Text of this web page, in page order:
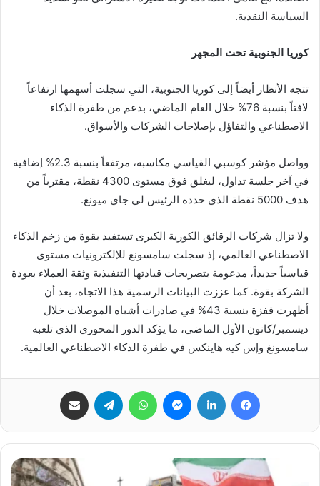
السياسة النقدية.
كوريا الجنوبية تحت المجهر
تتجه الأنظار أيضاً إلى كوريا الجنوبية، التي سجلت أسهمها ارتفاعاً
لافتاً بنسبة 76% خلال العام الماضي، بدعم من طفرة الذكاء
الاصطناعي والتفاؤل بإصلاحات الشركات والأسواق.
وواصل مؤشر كوسبي القياسي مكاسبه، مرتفعاً بنسبة 2.3% إضافية
في آخر جلسة تداول، ليغلق فوق مستوى 4300 نقطة، مقترباً من
هدف 5000 نقطة الذي حدده الرئيس لي جاي ميونغ.
ولا تزال شركات الرقائق الكورية الكبرى تستفيد بقوة من زخم الذكاء
الاصطناعي العالمي، إذ سجلت سامسونغ للإلكترونيات مستوى
قياسياً جديداً، مدعومة بتصريحات قيادتها التنفيذية وثقة العملاء بعودة
الشركة بقوة. كما عززت البيانات الرسمية هذا الاتجاه، بعد أن
أظهرت قفزة بنسبة 43% في صادرات أشباه الموصلات خلال
ديسمبر/كانون الأول الماضي، ما يؤكد الدور المحوري الذي تلعبه
سامسونغ وإس كيه هاينكس في طفرة الذكاء الاصطناعي العالمية.
فيسبوك لينكدإن ماسنجر واتساب تيلقرام